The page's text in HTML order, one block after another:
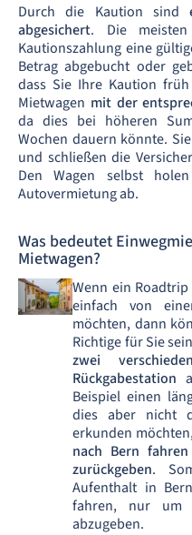
Durch die Kaution sind
abgesichert. Die
Kautionszahlung eine
Betrag abgebucht oder
dass Sie Ihre Kaution
Mietwagen mit der
da dies bei höheren
Wochen dauern könnte.
und schließen die
Den Wagen selbst
Autovermietung ab.
Was bedeutet
Mietwagen?
Wenn ein
einfach von
möchten, dann
Richtige für Sie
zwei
Rückgabestation
Beispiel einen
dies aber nicht
erkunden
nach Bern
zurückgeben.
Aufenthalt in
fahren, nur um
abzugeben.